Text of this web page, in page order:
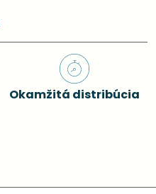
Okamžitá distribúcia